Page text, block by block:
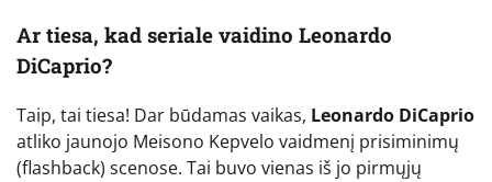
Ar tiesa, kad seriale vaidino Leonardo
DiCaprio?
Taip, tai tiesa! Dar būdamas vaikas, Leonardo DiCaprio
atliko jaunojo Meisono Kepvelo vaidmenį prisiminimų
(flashback) scenose. Tai buvo vienas iš jo pirmųjų